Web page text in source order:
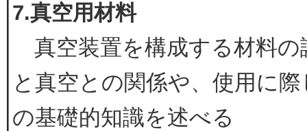
7.真空用材料
真空装置を構成する材料の
と真空との関係や、使用に
の基礎的知識を述べる